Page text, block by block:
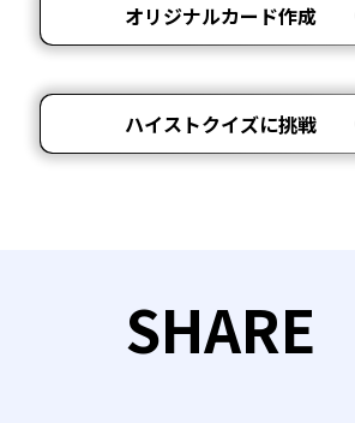
オリジナルカード作成
ハイストクイズに挑戦
SHARE